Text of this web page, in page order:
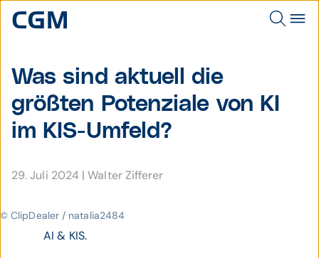
Was sind aktuell die
größten Poten­ziale von KI
im KIS-Um­feld?
29. Juli 2024 |Walter Zifferer
© ClipDealer / natalia2484
AI & KIS.